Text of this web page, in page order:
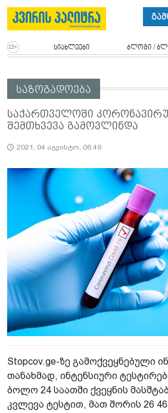
სიახლეები ბლოგი /
საზოგადოება
საქართველოში
შემთხვევა გამოვლინდა
2021, 04 აგვისტო, 06:49
Stopcov.ge-ზე გამოქვეყნებული
თანახმად, ინტენსიური
ბოლო 24 საათში ქვეყნის
კვლევა ტესტით, მათ შორის 26